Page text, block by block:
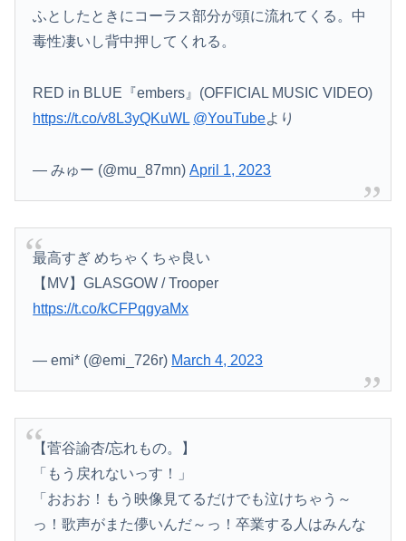
ふとしたときにコーラス部分が頭に流れてくる。中
毒性凄いし背中押してくれる。
RED in BLUE『embers』(OFFICIAL MUSIC VIDEO)
https://t.co/v8L3yQKuWL @YouTubeより
— みゅー (@mu_87mn)April 1, 2023
最高すぎ めちゃくちゃ良い
【MV】GLASGOW / Trooper
https://t.co/kCFPqgyaMx
— emi* (@emi_726r) March 4, 2023
【菅谷諭杏/忘れもの。】
「もう戻れないっす！」
「おおお！もう映像見てるだけでも泣けちゃう～
っ！歌声がまた儚いんだ～っ！卒業する人はみんな